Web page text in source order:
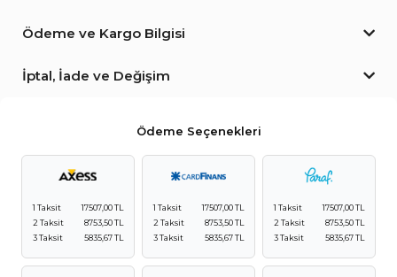
Ödeme ve Kargo Bilgisi
İptal, İade ve Değişim
Ödeme Seçenekleri
1 Taksit
17507,00 TL
2 Taksit
8753,50 TL
3 Taksit
5835,67 TL
1 Taksit
17507,00 TL
2 Taksit
8753,50 TL
3 Taksit
5835,67 TL
1 Taksit
17507,00 TL
2 Taksit
8753,50 TL
3 Taksit
5835,67 TL